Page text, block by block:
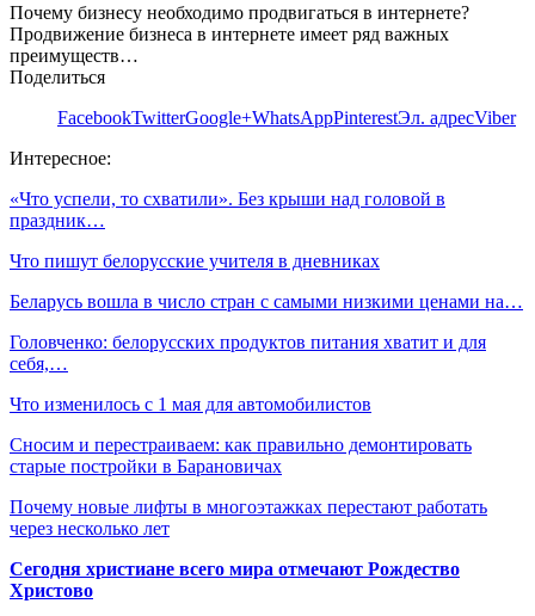
Почему бизнесу необходимо продвигаться в интернете?
Продвижение бизнеса в интернете имеет ряд важных
преимуществ…
Поделиться
FacebookTwitterGoogle+WhatsAppPinterestЭл. адресViber
Интересное:
«Что успели, то схватили». Без крыши над головой в
праздник…
Что пишут белорусские учителя в дневниках
Беларусь вошла в число стран с самыми низкими ценами на…
Головченко: белорусских продуктов питания хватит и для
себя,…
Что изменилось с 1 мая для автомобилистов
Сносим и перестраиваем: как правильно демонтировать
старые постройки в Барановичах
Почему новые лифты в многоэтажках перестают работать
через несколько лет
Сегодня христиане всего мира отмечают Рождество
Христово